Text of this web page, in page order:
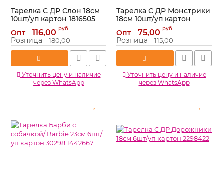
Тарелка С ДР Слон 18см
10шт/уп картон 1816505
Артикул: 1816505
Опт 116,00 руб
Розница 180,00
Уточнить цену и наличие
через WhatsApp
Тарелка С ДР Монстрики
18см 10шт/уп картон
Артикул: 2844441
Опт 75,00 руб
Розница 115,00
Уточнить цену и наличие
через WhatsApp